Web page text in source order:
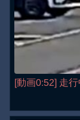
[動画0:52] 走